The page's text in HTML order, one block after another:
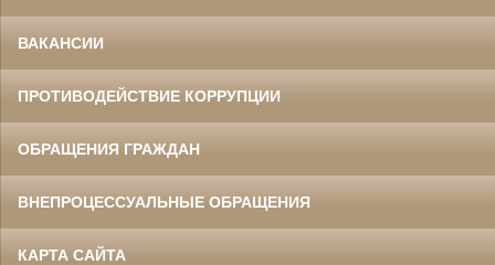
ВАКАНСИИ
ПРОТИВОДЕЙСТВИЕ КОРРУПЦИИ
ОБРАЩЕНИЯ ГРАЖДАН
ВНЕПРОЦЕССУАЛЬНЫЕ ОБРАЩЕНИЯ
КАРТА САЙТА